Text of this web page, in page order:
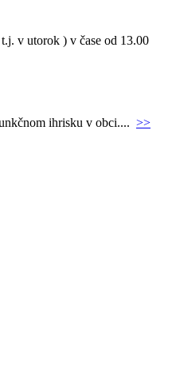
v utorok ) v čase od 13.00
ihrisku v obci.... >>